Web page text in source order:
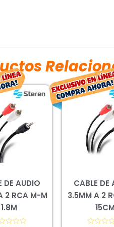
DE AUDIO
2 RCA M-M
1.8M
El
precio
original
era:
$41.00.
El
precio
CABLE DE
3.5MM A 2
El